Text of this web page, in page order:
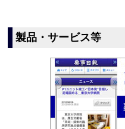
製品・サービス等